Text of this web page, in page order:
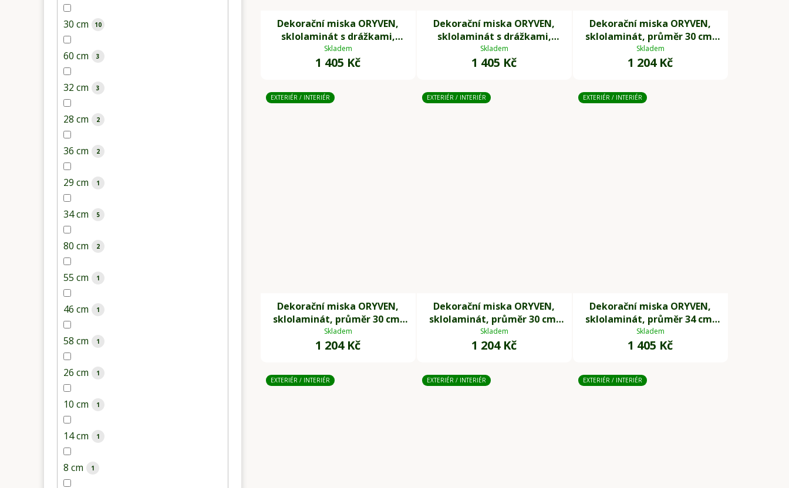
30 cm 10
60 cm 3
32 cm 3
28 cm 2
36 cm 2
29 cm 1
34 cm 5
80 cm 2
55 cm 1
46 cm 1
58 cm 1
26 cm 1
10 cm 1
14 cm 1
8 cm 1
Dekorační miska ORYVEN,
sklolaminát s drážkami,
průměr 30 cm, šedá
Skladem
1 405 Kč
Dekorační miska ORYVEN,
sklolaminát s drážkami,
průměr 34 cm, béžová
Skladem
1 405 Kč
Dekorační miska ORYVEN,
sklolaminát, průměr 30 cm,
antracit
Skladem
1 204 Kč
EXTERIÉR / INTERIÉR
Dekorační miska ORYVEN,
sklolaminát, průměr 30 cm,
beton design
Skladem
1 204 Kč
EXTERIÉR / INTERIÉR
Dekorační miska ORYVEN,
sklolaminát, průměr 30 cm,
béžová
Skladem
1 204 Kč
EXTERIÉR / INTERIÉR
Dekorační miska ORYVEN,
sklolaminát, průměr 34 cm,
antracit
Skladem
1 405 Kč
EXTERIÉR / INTERIÉR EXTERIÉR / INTERIÉR EXTERIÉR / INTERIÉR